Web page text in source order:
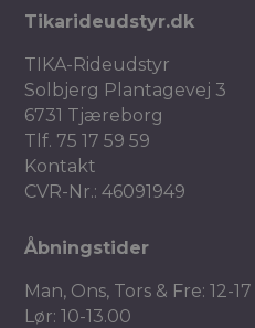
Tikarideudstyr.dk
TIKA-Rideudstyr
Solbjerg Plantagevej 3
6731 Tjæreborg
Tlf. 75 17 59 59
Kontakt
CVR-Nr.: 46091949
Åbningstider
Man, Ons, Tors & Fre: 12-17
Lør: 10-13.00